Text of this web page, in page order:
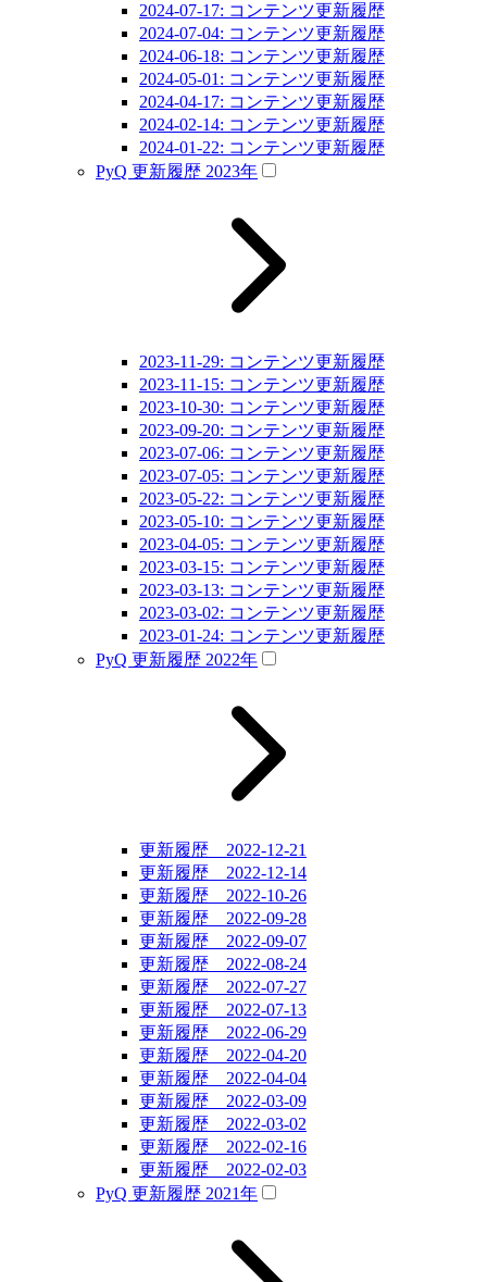
2024-07-17: コンテンツ更新履歴
2024-07-04: コンテンツ更新履歴
2024-06-18: コンテンツ更新履歴
2024-05-01: コンテンツ更新履歴
2024-04-17: コンテンツ更新履歴
2024-02-14: コンテンツ更新履歴
2024-01-22: コンテンツ更新履歴
PyQ 更新履歴 2023年
2023-11-29: コンテンツ更新履歴
2023-11-15: コンテンツ更新履歴
2023-10-30: コンテンツ更新履歴
2023-09-20: コンテンツ更新履歴
2023-07-06: コンテンツ更新履歴
2023-07-05: コンテンツ更新履歴
2023-05-22: コンテンツ更新履歴
2023-05-10: コンテンツ更新履歴
2023-04-05: コンテンツ更新履歴
2023-03-15: コンテンツ更新履歴
2023-03-13: コンテンツ更新履歴
2023-03-02: コンテンツ更新履歴
2023-01-24: コンテンツ更新履歴
PyQ 更新履歴 2022年
更新履歴 2022-12-21
更新履歴 2022-12-14
更新履歴 2022-10-26
更新履歴 2022-09-28
更新履歴 2022-09-07
更新履歴 2022-08-24
更新履歴 2022-07-27
更新履歴 2022-07-13
更新履歴 2022-06-29
更新履歴 2022-04-20
更新履歴 2022-04-04
更新履歴 2022-03-09
更新履歴 2022-03-02
更新履歴 2022-02-16
更新履歴 2022-02-03
PyQ 更新履歴 2021年